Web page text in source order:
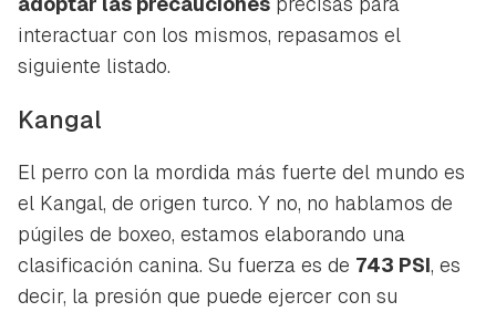
interactuar con los mismos, repasamos el
siguiente listado.
Kangal
El perro con la mordida más fuerte del mundo es
el Kangal, de origen turco. Y no, no hablamos de
púgiles de boxeo, estamos elaborando una
clasificación canina. Su fuerza es de 743 PSI, es
decir, la presión que puede ejercer con su